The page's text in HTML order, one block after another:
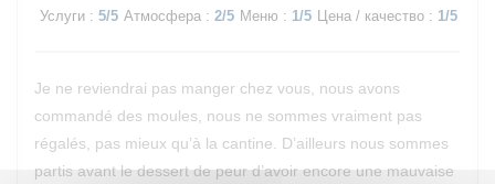
Услуги : 5/5 Атмосфера : 2/5 Меню : 1/5 Цена / качество : 1/5
Je ne reviendrai pas manger chez vous, nous avons
commandé des moules, nous ne sommes vraiment pas
régalés, pas mieux qu’à la cantine. D’ailleurs nous sommes
partis avant le dessert de peur d’avoir encore une mauvaise